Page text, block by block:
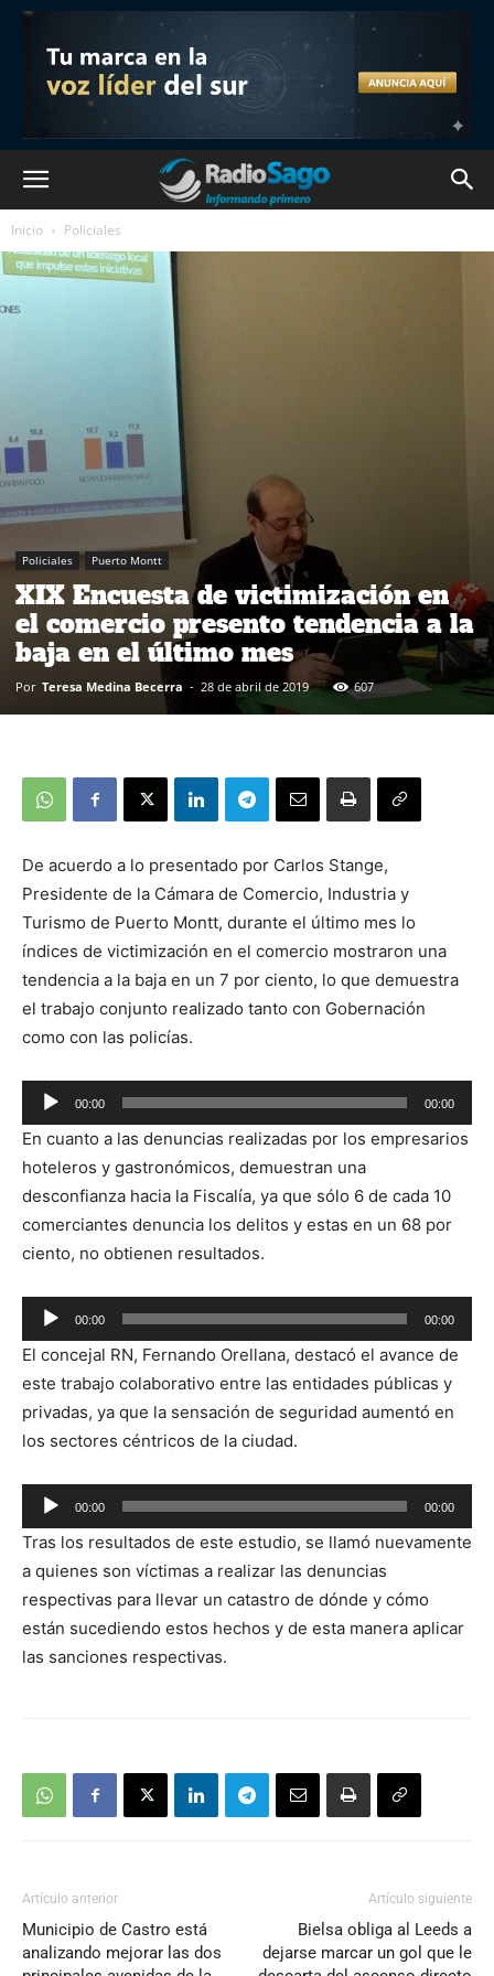
Inicio Policiales
Policiales Puerto Montt
XIX Encuesta de victimización en
el comercio presento tendencia a la
baja en el último mes
Por Teresa Medina Becerra - 28 de abril de 2019 607
De acuerdo a lo presentado por Carlos Stange,
Presidente de la Cámara de Comercio, Industria y
Turismo de Puerto Montt, durante el último mes lo
índices de victimización en el comercio mostraron una
tendencia a la baja en un 7 por ciento, lo que demuestra
el trabajo conjunto realizado tanto con Gobernación
como con las policías.
Reproductor
de
audio
00:00 00:00
En cuanto a las denuncias realizadas por los empresarios
hoteleros y gastronómicos, demuestran una
desconfianza hacia la Fiscalía, ya que sólo 6 de cada 10
comerciantes denuncia los delitos y estas en un 68 por
ciento, no obtienen resultados.
Reproductor
de
audio
00:00 00:00
El concejal RN, Fernando Orellana, destacó el avance de
este trabajo colaborativo entre las entidades públicas y
privadas, ya que la sensación de seguridad aumentó en
los sectores céntricos de la ciudad.
Reproductor
de
audio
00:00 00:00
Tras los resultados de este estudio, se llamó nuevamente
a quienes son víctimas a realizar las denuncias
respectivas para llevar un catastro de dónde y cómo
están sucediendo estos hechos y de esta manera aplicar
las sanciones respectivas.
Artículo anterior
Municipio de Castro está
analizando mejorar las dos
Artículo siguiente
Bielsa obliga al Leeds a
dejarse marcar un gol que le